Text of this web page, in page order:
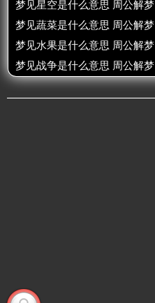
梦见星空是什么意思 周公解梦
梦见蔬菜是什么意思 周公解梦
梦见水果是什么意思 周公解梦
梦见战争是什么意思 周公解梦